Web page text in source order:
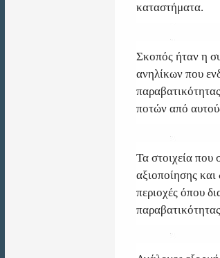
καταστήματα.
Σκοπός ήταν η
ανηλίκων που
ποτών από
Τα στοιχεία που
αξιοποίησης
περιοχές όπου